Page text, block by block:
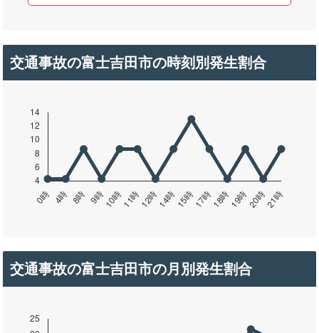
交通事故の富士吉田市の時刻別発生割合
交通事故の富士吉田市の月別発生割合